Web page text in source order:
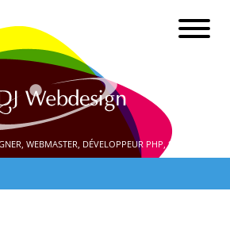
WEBMASTER, DÉVELOPPEUR PHP, SEO